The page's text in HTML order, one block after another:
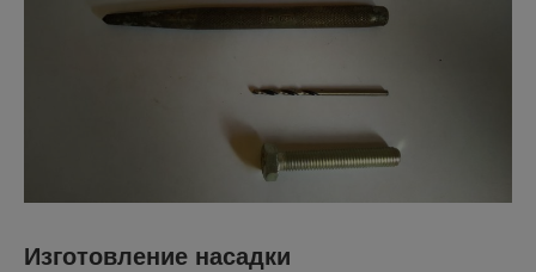
Изготовление насадки